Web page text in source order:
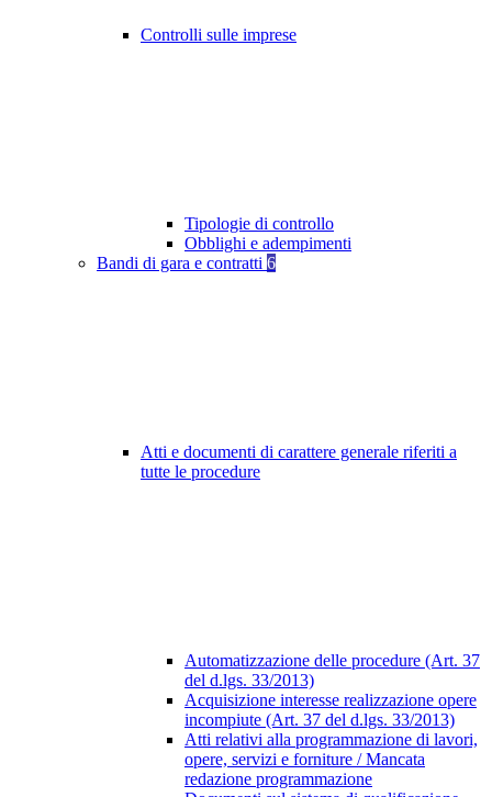
Controlli sulle imprese
Tipologie di controllo
Obblighi e adempimenti
Bandi di gara e contratti 6
Atti e documenti di carattere generale riferiti a
tutte le procedure
Automatizzazione delle procedure (Art. 37
del d.lgs. 33/2013)
Acquisizione interesse realizzazione opere
incompiute (Art. 37 del d.lgs. 33/2013)
Atti relativi alla programmazione di lavori,
opere, servizi e forniture / Mancata
redazione programmazione